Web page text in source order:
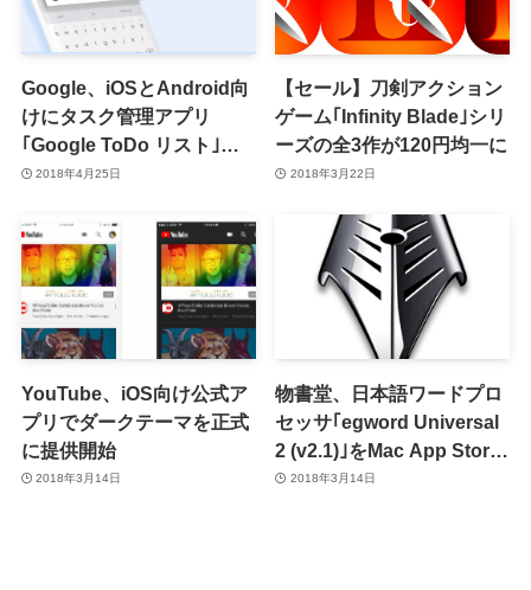
Google、iOSとAndroid向
けにタスク管理アプリ
｢Google ToDo リスト｣を
リリース
2018年4月25日
【セール】刀剣アクション
ゲーム｢Infinity Blade｣シリ
ーズの全3作が120円均一に
2018年3月22日
YouTube、iOS向け公式ア
プリでダークテーマを正式
に提供開始
2018年3月14日
物書堂、日本語ワードプロ
セッサ｢egword Universal
2 (v2.1)｣をMac App Store
で販売開始 ｰ 4月30日まで
2018年3月14日